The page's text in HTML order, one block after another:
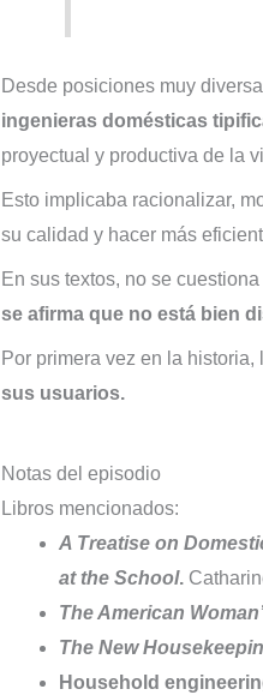
Desde posiciones muy
ingenieras domésticas
proyectual y productiva de la
Esto implicaba racionalizar,
su calidad y hacer más
En sus textos, no se
se afirma que no está bien
Por primera vez en la
sus usuarios.
Notas del episodio
Libros mencionados:
A Treatise on
at the School.
The American
The New
Household